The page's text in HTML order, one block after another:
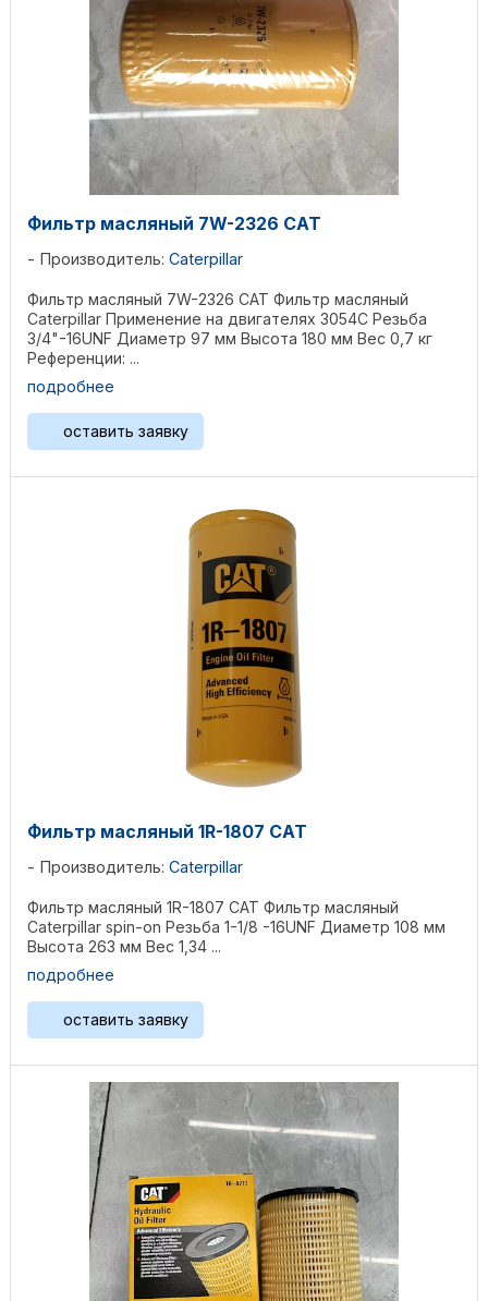
Фильтр масляный 7W-2326 CAT
Производитель: Caterpillar
Фильтр масляный 7W-2326 CAT Фильтр масляный
Caterpillar Применение на двигателях 3054C Резьба
3/4"-16UNF Диаметр 97 мм Высота 180 мм Вес 0,7 кг
Референции: ...
подробнее
оставить заявку
Фильтр масляный 1R-1807 CAT
Производитель: Caterpillar
Фильтр масляный 1R-1807 CAT Фильтр масляный
Caterpillar spin-on Резьба 1-1/8 -16UNF Диаметр 108 мм
Высота 263 мм Вес 1,34 ...
подробнее
оставить заявку